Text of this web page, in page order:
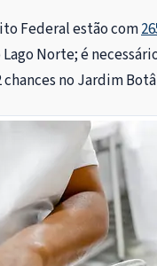
Federal estão com
Norte; é
no Jardim